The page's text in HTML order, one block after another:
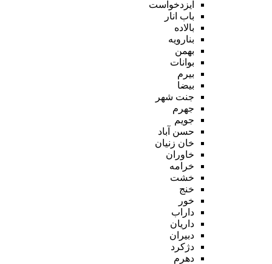
ایزدخواست
باب انار
بالاده
بنارویه
بهمن
بوانات
بیرم
بیضا
جنت شهر
جهرم
جویم
حسن آباد
خان زنیان
خاوران
خرامه
خشت
خنج
خور
داراب
داریان
دبیران
دژکرد
دهرم